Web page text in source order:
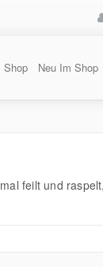
Shop Neu Im Shop
feilt und